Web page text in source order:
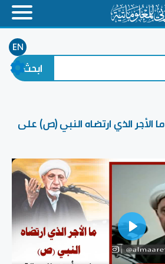
EN
ما الأجر الذي ارتضاه النبي (ص) على
Play